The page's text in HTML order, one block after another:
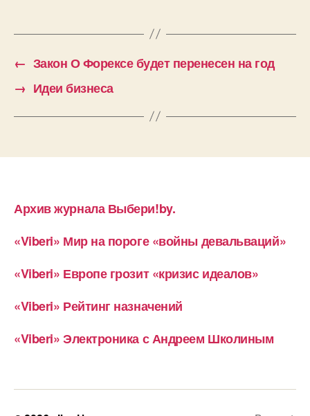
← Закон О Форексе будет перенесен на год
→ Идеи бизнеса
Архив журнала Выбери!by.
«Viberi» Мир на пороге «войны девальваций»
«Viberi» Европе грозит «кризис идеалов»
«Viberi» Рейтинг назначений
«Viberi» Электроника с Андреем Школиным